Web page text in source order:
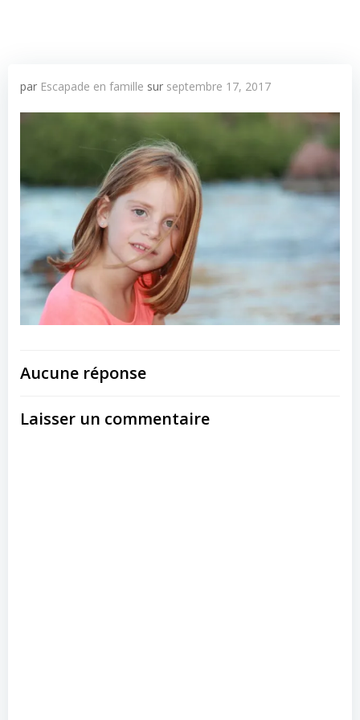
par Escapade en famille sur septembre 17, 2017
Aucune réponse
Laisser un commentaire